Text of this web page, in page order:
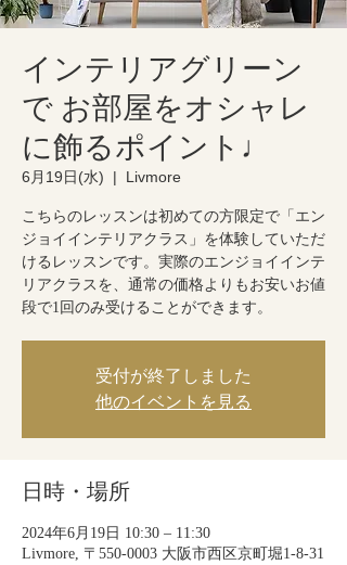
インテリアグリーン
で お部屋をオシャレ
に飾るポイント♩
6月19日(水)
  |
Livmore
こちらのレッスンは初めての方限定で「エン
ジョイインテリアクラス」を体験していただ
けるレッスンです。実際のエンジョイインテ
リアクラスを、通常の価格よりもお安いお値
段で1回のみ受けることができます。
受付が終了しました
他のイベントを見る
日時・場所
2024年6月19日 10:30 – 11:30
Livmore, 〒550-0003 大阪市西区京町堀1-8-31